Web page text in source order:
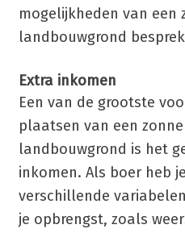
mogelijkheden van een
landbouwgrond
Extra inkomen
Een van de grootste
plaatsen van een
landbouwgrond is het
inkomen. Als boer heb
verschillende
je opbrengst, zoals